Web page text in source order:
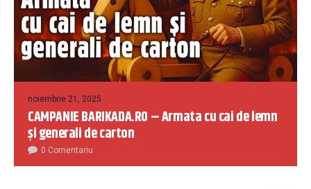
noiembrie 21, 2025
CAMPANIE BARIKADA.RO – Armata cu cai de lemn
și generali de carton
0 Comentariu